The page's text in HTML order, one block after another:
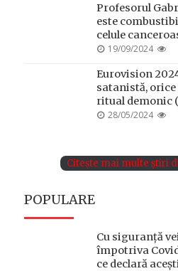
Profesorul
este
celule
POSTED
19/09/2024
Eurovision
satanistă,
ritual demonic
POSTED
28/05/2024
Citește mai multe știri
POPULARE
Cu siguranță
împotriva
ce declară